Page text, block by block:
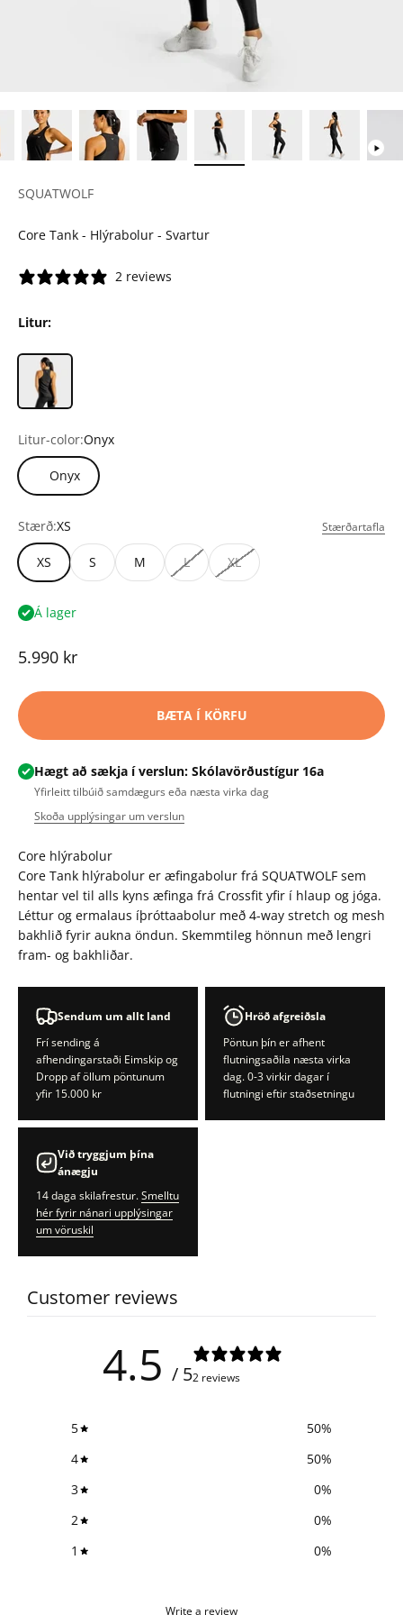
SQUATWOLF
Core Tank - Hlýrabolur - Svartur
2 reviews
Litur:
Litur-color:Onyx
Onyx
Stærð:XS Stærðartafla
XS S M L XL
Á lager
Tilboðsverð
5.990 kr
BÆTA Í KÖRFU
Hægt að sækja í verslun: Skólavörðustígur 16a
Yfirleitt tilbúið samdægurs eða næsta virka dag
Skoða upplýsingar um verslun
Core hlýrabolur
Core Tank hlýrabolur er æfingabolur frá SQUATWOLF sem
hentar vel til alls kyns æfinga frá Crossfit yfir í hlaup og jóga.
Léttur og ermalaus íþróttaabolur með 4-way stretch og mesh
bakhlið fyrir aukna öndun. Skemmtileg hönnun með lengri
fram- og bakhliðar.
Sendum um allt land
Frí sending á
afhendingarstaði Eimskip og
Dropp af öllum pöntunum
yfir 15.000 kr
Hröð afgreiðsla
Pöntun þín er afhent
flutningsaðila næsta virka
dag. 0-3 virkir dagar í
flutningi eftir staðsetningu
Við tryggjum þína
ánægju
14 daga skilafrestur.Smelltu
hér fyrir nánari upplýsingar
um vöruskil
Customer reviews
4.5 / 52 reviews
5 50%
4
50%
3
0%
2
0%
1
0%
Write a review